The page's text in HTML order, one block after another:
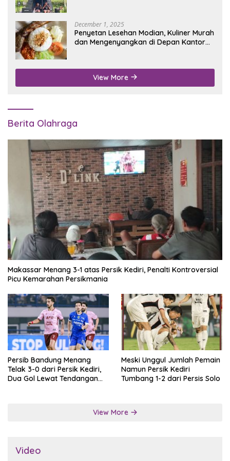
December 1, 2025
Penyetan Lesehan Modian, Kuliner Murah
dan Mengenyangkan di Depan Kantor
View More
Berita Olahraga
Makassar Menang 3-1 atas Persik Kediri, Penalti Kontroversial
Picu Kemarahan Persikmania
Persib Bandung Menang
Telak 3-0 dari Persik Kediri,
Dua Gol Lewat Tendangan
Meski Unggul Jumlah Pemain
Namun Persik Kediri
Tumbang 1-2 dari Persis Solo
View More
Video